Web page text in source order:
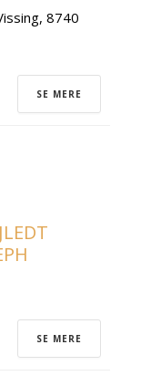
8740
SE MERE
SE MERE